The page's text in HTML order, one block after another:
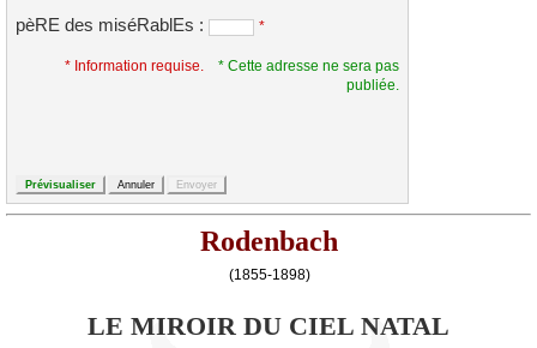
pèRE des miséRablEs : *
* Information requise.
* Cette adresse ne sera pas
publiée.
Rodenbach
(1855-1898)
LE MIROIR DU CIEL NATAL